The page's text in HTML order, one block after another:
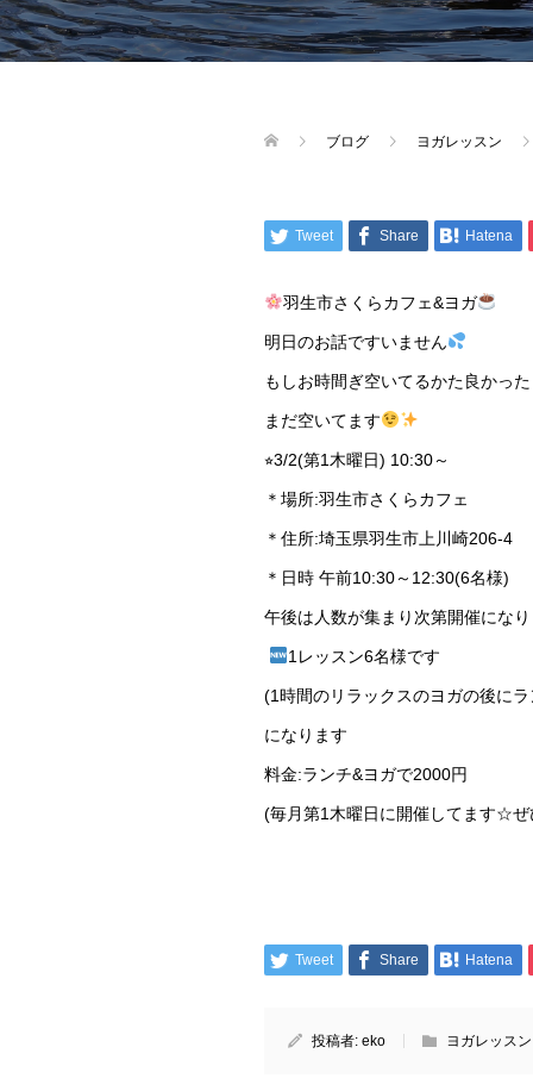
ブログ ヨガレッスン
Tweet Share Hatena
羽生市さくらカフェ&ヨガ
明日のお話ですいません
もしお時間ぎ空いてるかた良かっ
まだ空いてます
⭐︎3/2(第1木曜日) 10:30～
＊場所:羽生市さくらカフェ
＊住所:埼玉県羽生市上川崎206-4
＊日時 午前10:30～12:30(6名様)
午後は人数が集まり次第開催にな
1レッスン6名様です
(1時間のリラックスのヨガの後に
になります
料金:ランチ&ヨガで2000円
(毎月第1木曜日に開催してます☆
Tweet Share Hatena
投稿者: eko ヨガレッスン